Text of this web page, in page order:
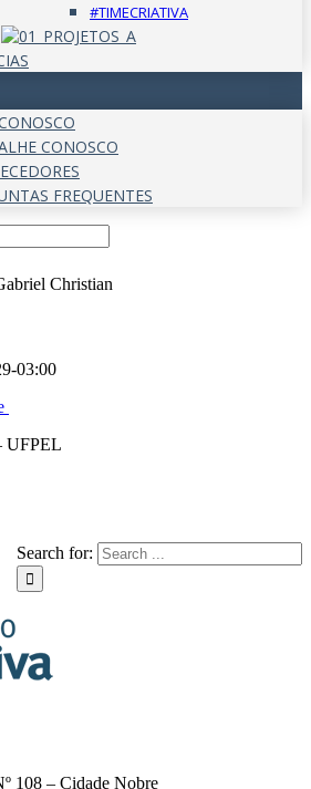
#TIMECRIATIVA
CONOSCO
CONOSCO
FREQUENTES
Christian
03:00
UFPEL
Search for:
108 – Cidade Nobre